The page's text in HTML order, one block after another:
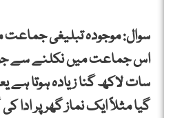
سوال: موجودہ تبلیغی جماعت
اس جماعت میں نکلنے سے جو
سات لاکھ گنا زیادہ ہوتا ہے
گیا مثلاً ایک نماز گھر پر ادا